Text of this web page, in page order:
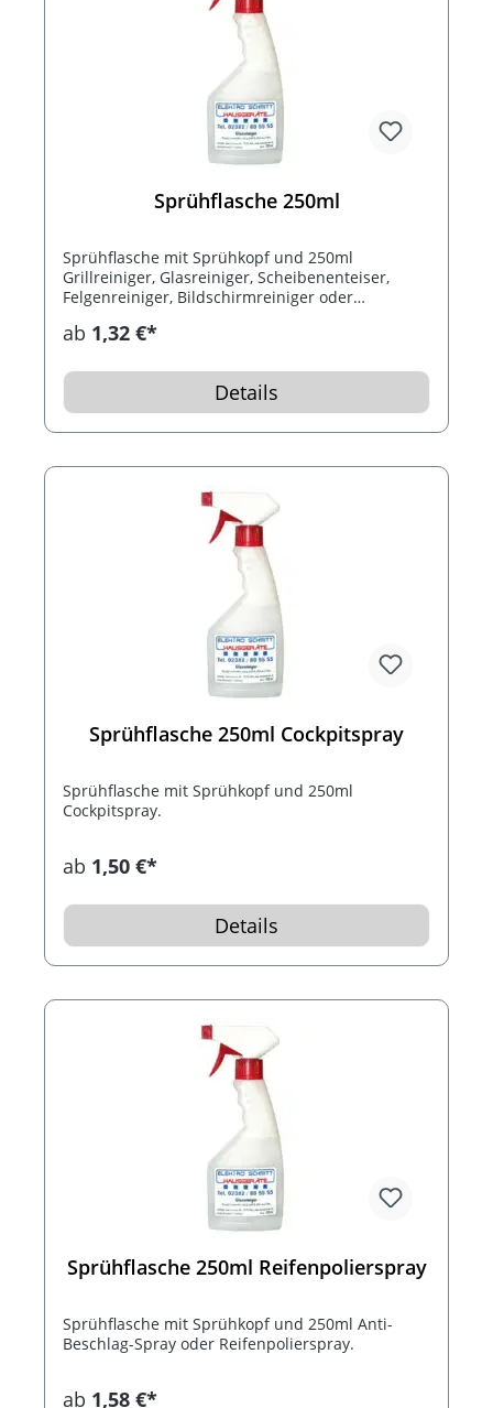
Sprühflasche 250ml
Sprühflasche mit Sprühkopf und 250ml
Grillreiniger, Glasreiniger, Scheibenenteiser,
Felgenreiniger, Bildschirmreiniger oder
ab 1,32 €*
Details
Sprühflasche 250ml Cockpitspray
Sprühflasche mit Sprühkopf und 250ml
Cockpitspray.
ab 1,50 €*
Details
Sprühflasche 250ml Reifenpolierspray
Sprühflasche mit Sprühkopf und 250ml Anti-
Beschlag-Spray oder Reifenpolierspray.
ab 1,58 €*